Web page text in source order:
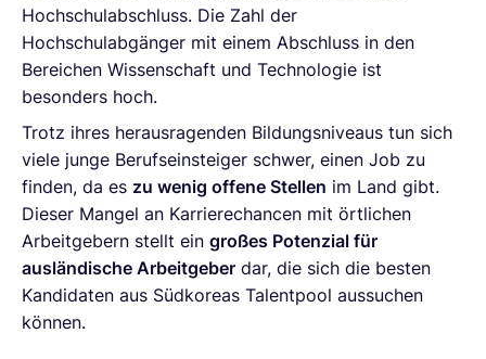
Hochschulabschluss. Die Zahl der
Hochschulabgänger mit einem Abschluss in den
Bereichen Wissenschaft und Technologie ist
besonders hoch.
Trotz ihres herausragenden Bildungsniveaus tun sich
viele junge Berufseinsteiger schwer, einen Job zu
finden, da es zu wenig offene Stellen im Land gibt.
Dieser Mangel an Karrierechancen mit örtlichen
Arbeitgebern stellt ein großes Potenzial für
ausländische Arbeitgeber dar, die sich die besten
Kandidaten aus Südkoreas Talentpool aussuchen
können.